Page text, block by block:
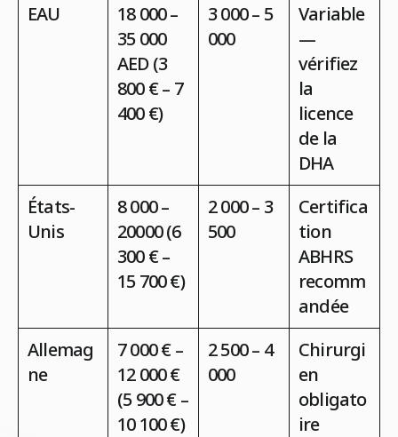
EAU
18 000 –
35 000
AED (3
800 € – 7
400 €)
3 000 – 5
000
Variable
—
vérifiez
la
licence
de la
DHA
États-
Unis
8 000 –
20000 (6
300 € –
15 700 €)
2 000 – 3
500
Certifica
tion
ABHRS
recomm
andée
Allemag
ne
7 000 € –
12 000 €
(5 900 € –
10 100 €)
2 500 – 4
000
Chirurgi
en
obligato
ire